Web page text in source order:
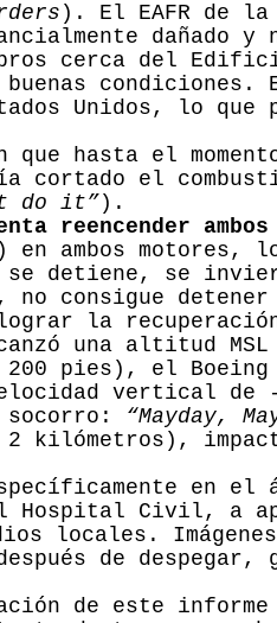
). El EAFR de
dañado y
cerca del
condiciones.
Unidos, lo
hasta el
cortado el
do it” ).
reencender ambos
en ambos
detiene, se
no consigue
la
una altitud
200 pies), el
vertical de
socorro: “Mayday,
kilómetros),
en el
Hospital Civil, a
locales.
de despegar,
de este informe